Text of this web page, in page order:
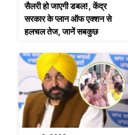
सैलरी हो जाएगी डबल!, केंद्र
सरकार के प्लान ऑफ एक्शन से
हलचल तेज, जानें सबकुछ